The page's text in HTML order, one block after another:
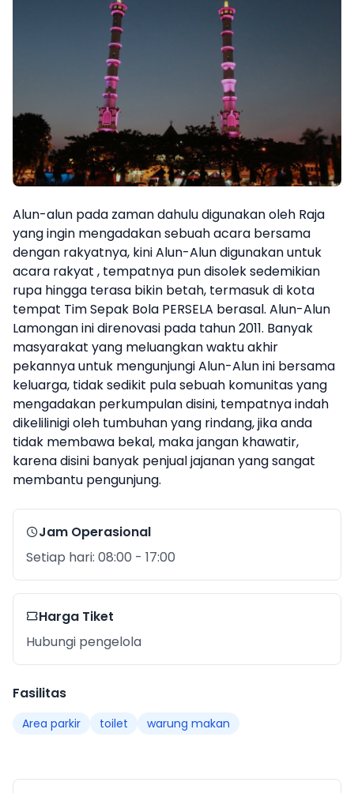
Produk Hukum Desa
Peraturan Desa
Peraturan Kepala Desa
Buku Hukum
Dokumen Hukum Langka
Artikel Hukum
Putusan Pengadilan
Rancangan Peraturan Bupati
Naskah Akademik
Hasil Analisa dan Evaluasi Hukum
Hasil Harmonisasi/Fasilitasi
Hasil Kajian Hukum
Bantuan Hukum
Dokumentasi & Informasi Hukum
Perundang-Undangan
Sejarah
Kesenian
Uji Publik Rancangan Peraturan Daerah
Alun-alun pada zaman dahulu digunakan oleh Raja
yang ingin mengadakan sebuah acara bersama
dengan rakyatnya, kini Alun-Alun digunakan untuk
acara rakyat , tempatnya pun disolek sedemikian
rupa hingga terasa bikin betah, termasuk di kota
tempat Tim Sepak Bola PERSELA berasal. Alun-Alun
Lamongan ini direnovasi pada tahun 2011. Banyak
masyarakat yang meluangkan waktu akhir
pekannya untuk mengunjungi Alun-Alun ini bersama
keluarga, tidak sedikit pula sebuah komunitas yang
mengadakan perkumpulan disini, tempatnya indah
dikelilinigi oleh tumbuhan yang rindang, jika anda
tidak membawa bekal, maka jangan khawatir,
karena disini banyak penjual jajanan yang sangat
membantu pengunjung.
Jam Operasional
Setiap hari: 08:00 - 17:00
Harga Tiket
Hubungi pengelola
Fasilitas
Area parkir toilet warung makan